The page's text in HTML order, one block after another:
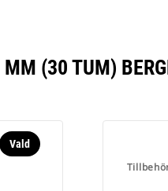
(30 TUM)
Vald